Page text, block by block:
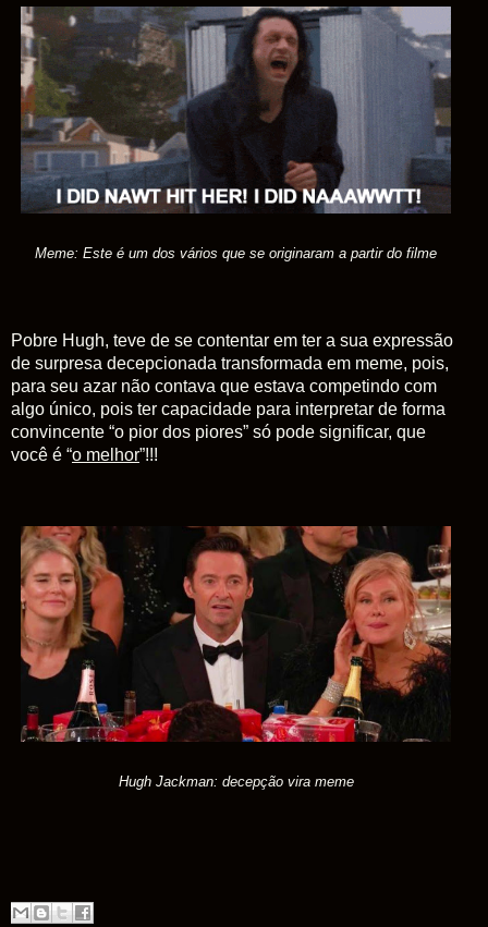
Meme: Este é um dos vários que se originaram a partir do filme
Pobre Hugh, teve de se contentar em ter a sua expressão
de surpresa decepcionada transformada em meme, pois,
para seu azar não contava que estava competindo com
algo único, pois ter capacidade para interpretar de forma
convincente “o pior dos piores” só pode significar, que
você é “o melhor”!!!
Hugh Jackman: decepção vira meme